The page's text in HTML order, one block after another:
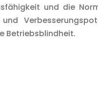
und die
Betriebsblindheit.